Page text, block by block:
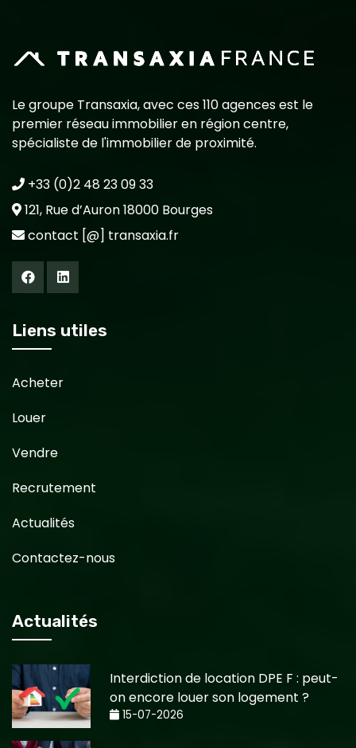
Le groupe Transaxia, avec ces 110 agences est le
premier réseau immobilier en région centre,
spécialiste de l'immobilier de proximité.
+33 (0)2 48 23 09 33
121, Rue d’Auron 18000 Bourges
contact [@] transaxia.fr
Liens utiles
Acheter
Louer
Vendre
Recrutement
Actualités
Contactez-nous
Actualités
Interdiction de location DPE F : peut-
on encore louer son logement ?
15-07-2026